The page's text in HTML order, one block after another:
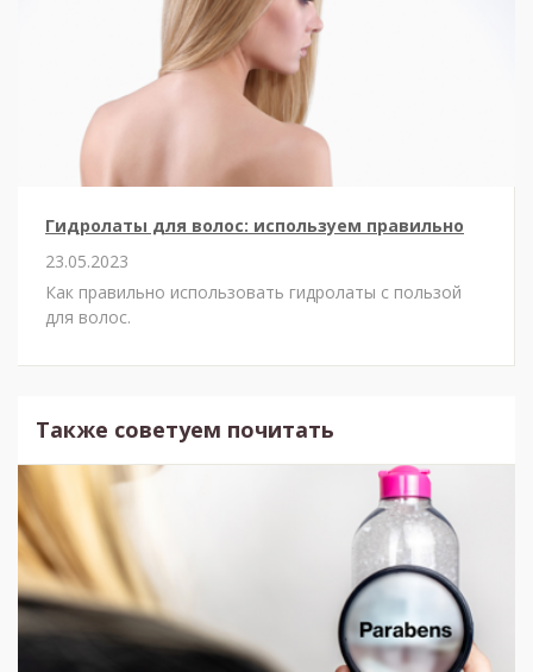
Гидролаты для волос: используем правильно
23.05.2023
Как правильно использовать гидролаты с пользой
для волос.
Также советуем почитать